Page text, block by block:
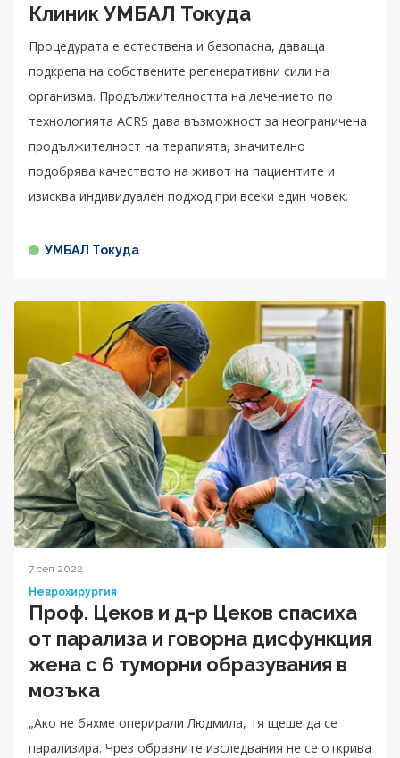
Клиник УМБАЛ Токуда
Процедурата е естествена и безопасна, даваща
подкрепа на собствените регенеративни сили на
организма. Продължителността на лечението по
технологията ACRS дава възможност за неограничена
продължителност на терапията, значително
подобрява качеството на живот на пациентите и
изисква индивидуален подход при всеки един човек.
УМБАЛ Токуда
7 сеп 2022
Неврохирургия
Проф. Цеков и д-р Цеков спасиха
от парализа и говорна дисфункция
жена с 6 туморни образувания в
мозъка
„Ако не бяхме оперирали Людмила, тя щеше да се
парализира. Чрез образните изследвания не се открива